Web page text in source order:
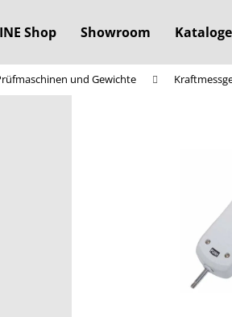
Shop Showroom Kataloge
und GewichteWas
Wir